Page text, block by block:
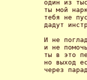
один из
ты мой
тебя не
дадут
И не
и не
ты в это
но выход
через